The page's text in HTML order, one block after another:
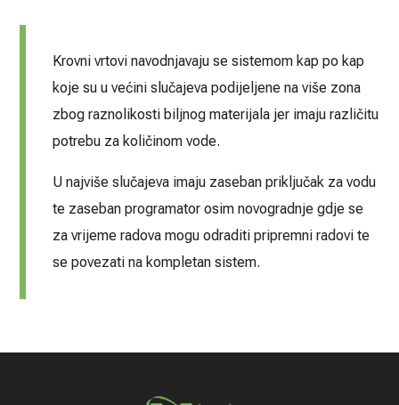
Krovni vrtovi navodnjavaju se sistemom kap po kap
koje su u većini slučajeva podijeljene na više zona
zbog raznolikosti biljnog materijala jer imaju različitu
potrebu za količinom vode.
U najviše slučajeva imaju zaseban priključak za vodu
te zaseban programator osim novogradnje gdje se
za vrijeme radova mogu odraditi pripremni radovi te
se povezati na kompletan sistem.